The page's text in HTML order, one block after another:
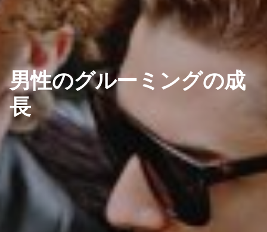
男性のグルーミングの成
長